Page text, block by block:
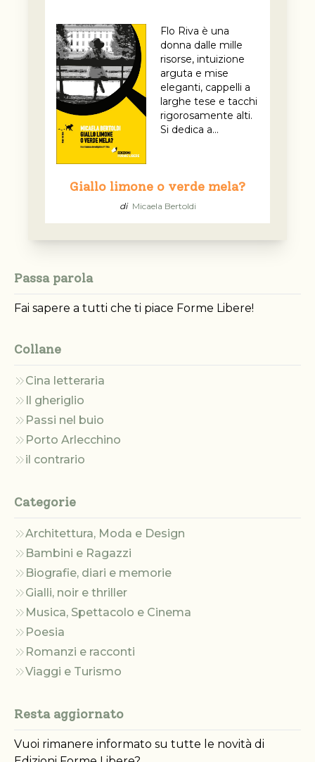
Passa parola
Fai sapere a tutti che ti piace Forme Libere!
Collane
Cina letteraria
Il gheriglio
Passi nel buio
Porto Arlecchino
il contrario
Categorie
Architettura, Moda e Design
Bambini e Ragazzi
Biografie, diari e memorie
Gialli, noir e thriller
Musica, Spettacolo e Cinema
Poesia
Romanzi e racconti
Viaggi e Turismo
Resta aggiornato
Vuoi rimanere informato su tutte le novità di
Flo Riva è una
donna dalle mille
risorse, intuizione
arguta e mise
eleganti, cappelli a
larghe tese e tacchi
rigorosamente alti.
Si dedica a...
Giallo limone o verde mela?
di Micaela Bertoldi